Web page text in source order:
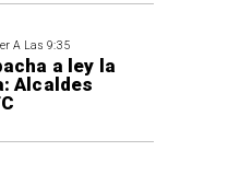
A Las 9:35
a ley la
Alcaldes